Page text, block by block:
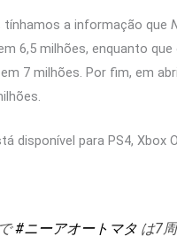
m
k
tínhamos a informação que
6,5 milhões, enquanto que
7 milhões. Por fim, em
disponível para PS4, Xbox
#ニーアオートマタ は7